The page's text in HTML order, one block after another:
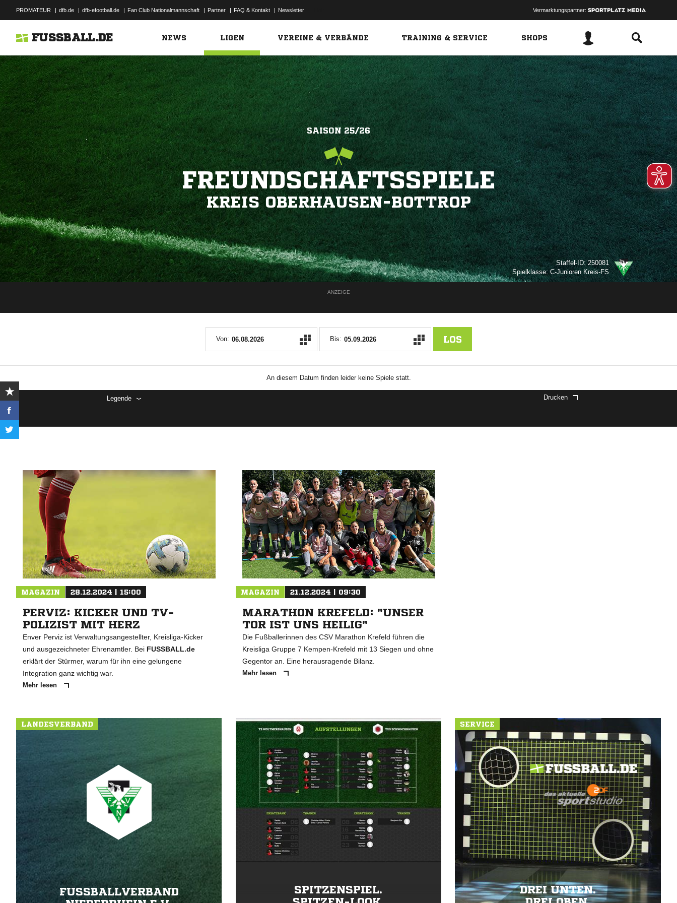
PROMATEUR | dfb.de | dfb-efootball.de | Fan Club Nationalmannschaft | Partner | FAQ & Kontakt | Newsletter Vermarktungspartner:
FUSSBALL.DE NEWS LIGEN VEREINE & VERBÄNDE TRAINING & SERVICE SHOPS
SAISON 25/26
FREUNDSCHAFTSSPIELE
KREIS OBERHAUSEN-BOTTROP
Staffel-ID: 250081
Spielklasse: C-Junioren Kreis-FS
ANZEIGE
Von: Bis: LOS
An diesem Datum finden leider keine Spiele statt.
Legende Drucken
MAGAZIN 28.12.2024 | 15:00
PERVIZ: KICKER UND TV-
POLIZIST MIT HERZ
Enver Perviz ist Verwaltungsangestellter, Kreisliga-Kicker
und ausgezeichneter Ehrenamtler. Bei FUSSBALL.de
erklärt der Stürmer, warum für ihn eine gelungene
Integration ganz wichtig war.
Mehr lesen
MAGAZIN 21.12.2024 | 09:30
MARATHON KREFELD: "UNSER
TOR IST UNS HEILIG"
Die Fußballerinnen des CSV Marathon Krefeld führen die
Kreisliga Gruppe 7 Kempen-Krefeld mit 13 Siegen und ohne
Gegentor an. Eine herausragende Bilanz.
Mehr lesen
LANDESVERBAND
FUSSBALLVERBAND N
SPITZENSPIEL.
SERVICE
DREI UNTEN.